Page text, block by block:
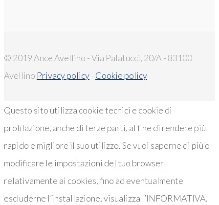
© 2019 Ance Avellino - Via Palatucci, 20/A - 83100
Avellino Privacy policy- Cookie policy
Questo sito utilizza cookie tecnici e cookie di
profilazione, anche di terze parti, al fine di rendere più
rapido e migliore il suo utilizzo. Se vuoi saperne di più o
modificare le impostazioni del tuo browser
relativamente ai cookies, fino ad eventualmente
escluderne l’installazione, visualizza l’INFORMATIVA.